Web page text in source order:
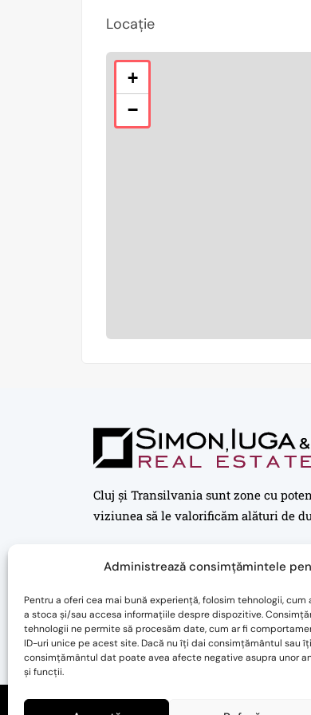
Administrează consimțămintele
Pentru a oferi cea mai bună experiență, folosim tehnologii, cum
a stoca și/sau accesa informațiile despre dispozitive.
tehnologii ne permite să procesăm date, cum ar fi
ID-uri unice pe acest site. Dacă nu îți dai consimțământul sau
consimțământul dat poate avea afecte negative asupra unor
și funcții.
Locație
+
−
Cluj și Transilvania sunt zone cu
viziunea să le valorificăm alături de